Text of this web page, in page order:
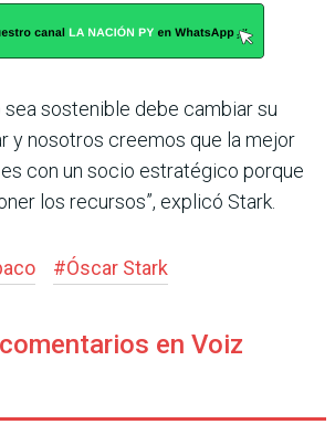
sea sosteni­ble debe cambiar su
y nosotros creemos que la mejor
con un socio estratégico porque
los recursos”, explicó Stark.
#Óscar Stark
en Voiz